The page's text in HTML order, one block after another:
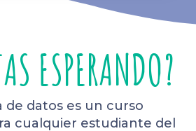
ESPERANDO?
de datos es un curso
cualquier estudiante del